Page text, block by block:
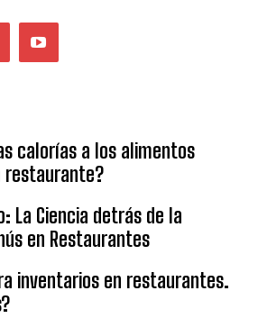
calorías a los alimentos
restaurante?
La Ciencia detrás de la
en Restaurantes
inventarios en restaurantes.